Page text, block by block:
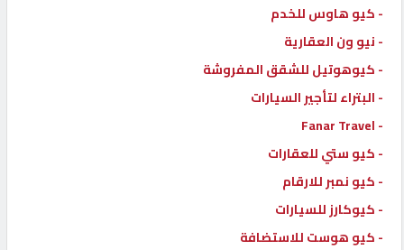
POWERED
QHOST
- كيو هاوس للخدم
- نيو ون العقارية
- كيوهوتيل للشقق المفروشة
- البتراء لتأجير السيارات
- Fanar Travel
- كيو ستي للعقارات
- كيو نمبر للارقام
- كيوكارز للسيارات
- كيو هوست للاستضافة